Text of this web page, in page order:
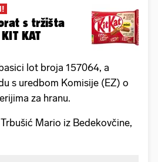
s tržišta
KAT
lot broja 157064, a
s uredbom Komisije (EZ) o
za hranu.
Mario iz Bedekovčine,